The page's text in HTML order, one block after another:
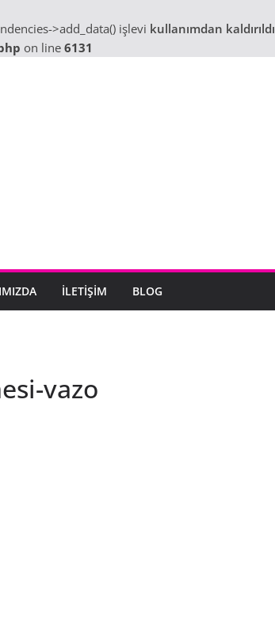
>add_data() işlevi kullanımdan kaldırıldı
on line 6131
İLETIŞIM BLOG
vazo